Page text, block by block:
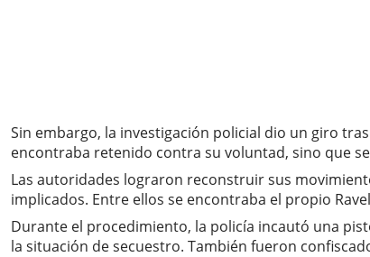
Sin embargo, la investigación policial dio un giro
encontraba retenido contra su voluntad, sino que
Las autoridades lograron reconstruir sus
implicados. Entre ellos se encontraba el propio
Durante el procedimiento, la policía incautó una
la situación de secuestro. También fueron